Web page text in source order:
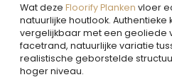
Wat deze Floorify Planken vloer
natuurlijke houtlook.
vergelijkbaar met een geoliede
facetrand, natuurlijke variatie
realistische geborstelde
hoger niveau.